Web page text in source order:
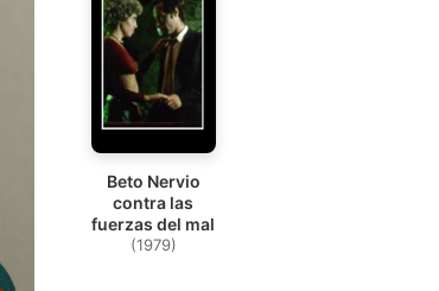
Beto Nervio
contra las
fuerzas del mal
(1979)